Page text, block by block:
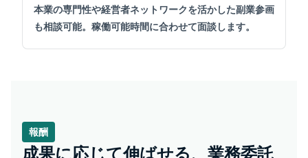
本業の専門性や経営者ネットワークを活かした副業参画
も相談可能。稼働可能時間に合わせて面談します。
報酬
成果に応じて伸ばせる、業務委託